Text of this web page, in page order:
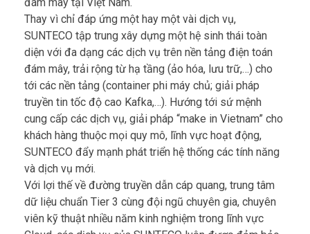
đám mây tại Việt Nam.
Thay vì chỉ đáp ứng một hay một vài dịch vụ,
SUNTECO tập trung xây dựng một hệ sinh thái toàn
diện với đa dạng các dịch vụ trên nền tảng điện toán
đám mây, trải rộng từ hạ tầng (ảo hóa, lưu trữ,…) cho
tới các nền tảng (container phi máy chủ; giải pháp
truyền tin tốc độ cao Kafka,…). Hướng tới sứ mệnh
cung cấp các dịch vụ, giải pháp “make in Vietnam” cho
khách hàng thuộc mọi quy mô, lĩnh vực hoạt động,
SUNTECO đẩy mạnh phát triển hệ thống các tính năng
và dịch vụ mới.
Với lợi thế về đường truyền dẫn cáp quang, trung tâm
dữ liệu chuẩn Tier 3 cùng đội ngũ chuyên gia, chuyên
viên kỹ thuật nhiều năm kinh nghiệm trong lĩnh vực